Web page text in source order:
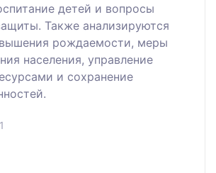
детей и вопросы
Также анализируются
рождаемости, меры
населения, управление
и сохранение